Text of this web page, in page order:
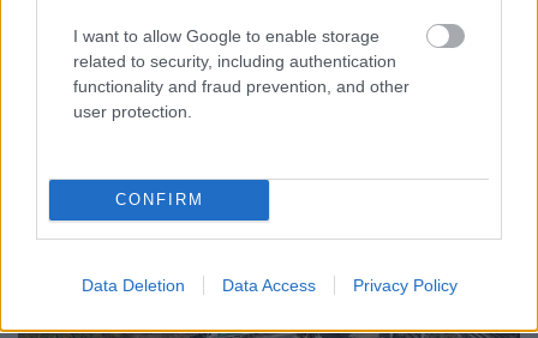
I want to allow Google to enable storage
related to security, including authentication
functionality and fraud prevention, and other
user protection.
CONFIRM
Data Deletion Data Access Privacy Policy
következő szakasz,…